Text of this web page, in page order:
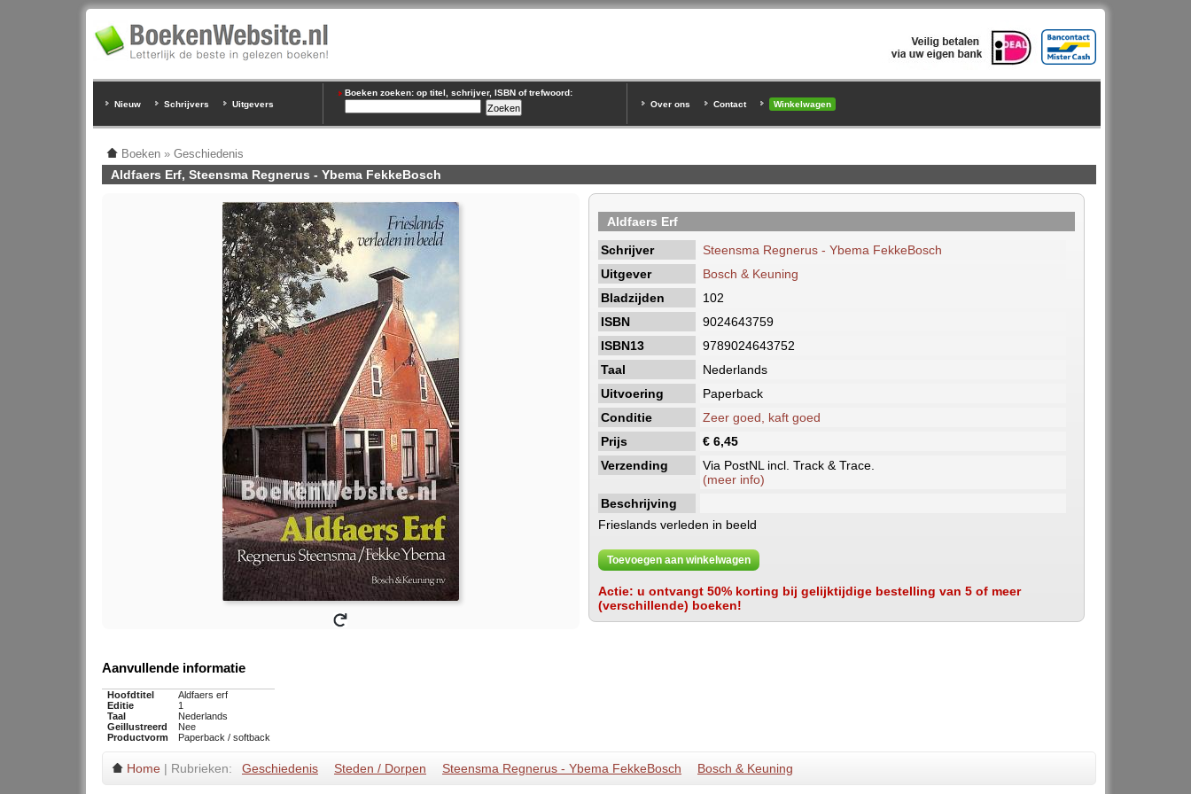
Nieuw Schrijvers Uitgevers
Boeken zoeken: op titel, schrijver, ISBN of trefwoord:
Over ons
Contact Winkelwagen
Boeken » Geschiedenis
Aldfaers Erf, Steensma Regnerus - Ybema FekkeBosch
Aldfaers Erf
Schrijver
Steensma Regnerus - Ybema FekkeBosch
Uitgever
Bosch & Keuning
Bladzijden
102
ISBN
9024643759
ISBN13
9789024643752
Taal
Nederlands
Uitvoering
Paperback
Conditie
Zeer goed, kaft goed
Prijs
€ 6,45
Verzending
Via PostNL incl. Track & Trace.
(meer info)
Beschrijving
Frieslands verleden in beeld
Toevoegen aan winkelwagen
Actie: u ontvangt 50% korting bij gelijktijdige bestelling van 5 of meer
(verschillende) boeken!
Aanvullende informatie
Hoofdtitel
Aldfaers erf
Editie
1
Taal
Nederlands
Geillustreerd
Nee
Productvorm
Paperback / softback
Home | Rubrieken: Geschiedenis Steden / Dorpen Steensma Regnerus - Ybema FekkeBosch Bosch & Keuning